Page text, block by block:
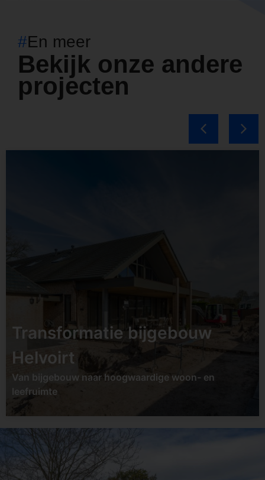
#En meer
Bekijk onze andere
projecten
Bekijk project
Transformatie bijgebouw
Helvoirt
Van bijgebouw naar hoogwaardige woon- en
leefruimte